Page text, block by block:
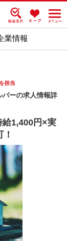
業情報
担当
ーの求人情報詳
1,400円×実